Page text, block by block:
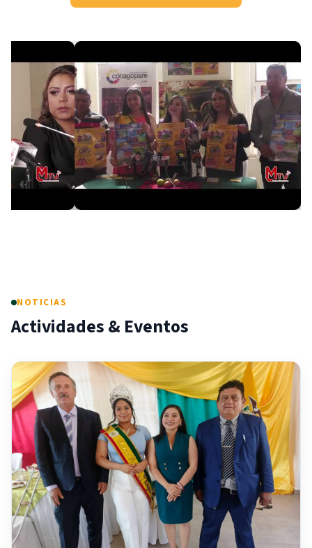
NOTICIAS
Actividades & Eventos